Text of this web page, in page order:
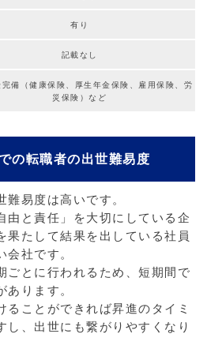
有り
記載なし
完備（健康保険、厚生年金保険、雇用保険、労
災保険）など
の転職者の出世難易度
易度は高いです。
由と責任」を大切にしている企
果たして結果を出している社員
社です。
ごとに行われるため、短期間で
ります。
ることができれば昇進のタイミ
し、出世にも繋がりやすくなり